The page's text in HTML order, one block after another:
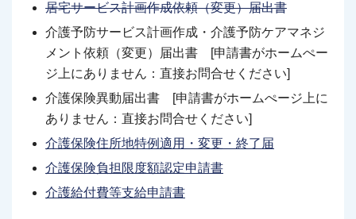
居宅サービス計画作成依頼（変更）届出書
介護予防サービス計画作成・介護予防ケアマネジ
メント依頼（変更）届出書 [申請書がホームぺー
ジ上にありません：直接お問合せください]
介護保険異動届出書 [申請書がホームぺージ上に
ありません：直接お問合せください]
介護保険住所地特例適用・変更・終了届
介護保険負担限度額認定申請書
介護給付費等支給申請書